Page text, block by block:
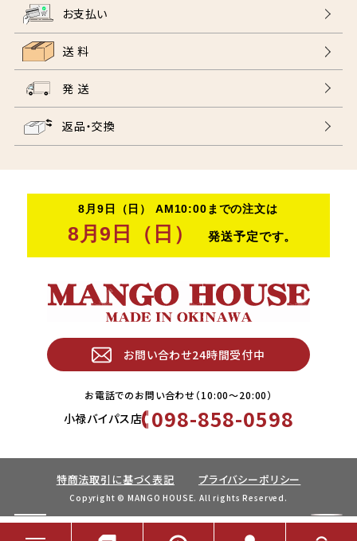
お支払い
送 料
発 送
返品・交換
お問い合わせ24時間受付中
お電話でのお問い合わせ（10:00〜20:00）
小禄バイパス店 098-858-0598
特商法取引に基づく表記 プライバシーポリシー
Copyright © MANGO HOUSE. All rights Reserved.